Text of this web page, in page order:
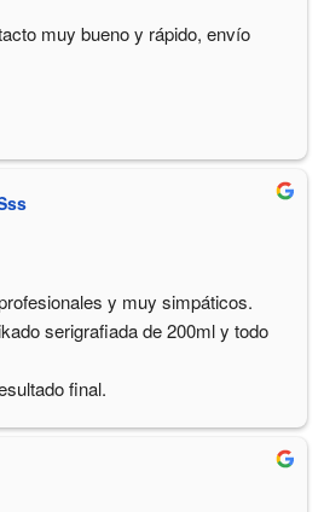
muy bueno y rápido, envío
y muy simpáticos.
serigrafiada de 200ml y todo
final.